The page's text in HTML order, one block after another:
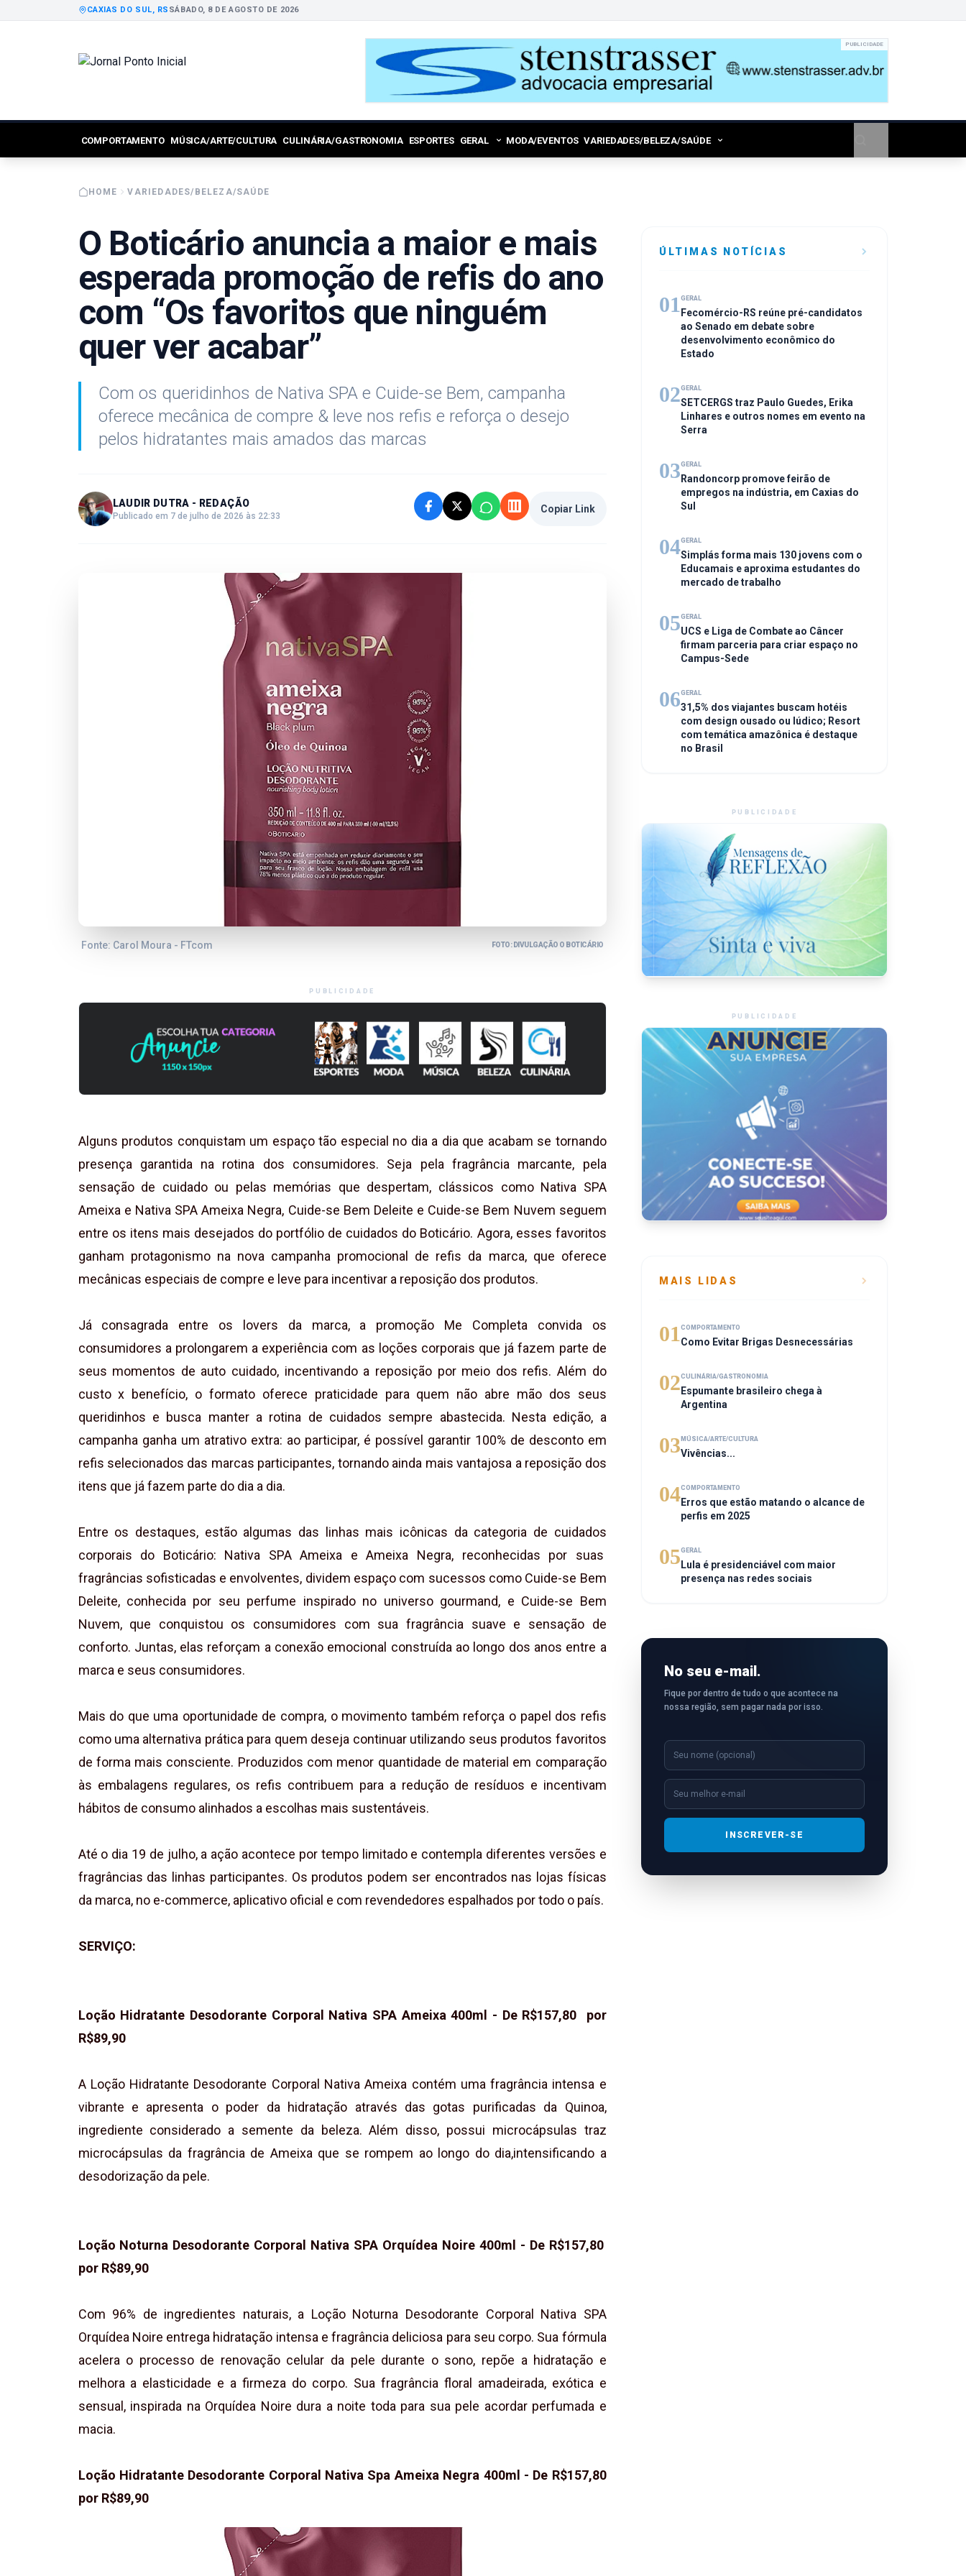
CAXIAS DO SUL, RS SÁBADO, 8 DE AGOSTO DE 2026
PUBLICIDADE
COMPORTAMENTO MÚSICA/ARTE/CULTURA CULINÁRIA/GASTRONOMIA ESPORTES GERAL MODA/EVENTOS VARIEDADES/BELEZA/SAÚDE
HOME VARIEDADES/BELEZA/SAÚDE
O Boticário anuncia a maior e mais
esperada promoção de refis do ano
com “Os favoritos que ninguém
quer ver acabar”
Com os queridinhos de Nativa SPA e Cuide-se Bem, campanha
oferece mecânica de compre & leve nos refis e reforça o desejo
pelos hidratantes mais amados das marcas
LAUDIR DUTRA - REDAÇÃO
Publicado em 7 de julho de 2026 às 22:33
Copiar Link
Fonte: Carol Moura - FTcom FOTO: DIVULGAÇÃO O BOTICÁRIO
PUBLICIDADE
Alguns produtos conquistam um espaço tão especial no dia a dia que acabam se tornando
presença garantida na rotina dos consumidores. Seja pela fragrância marcante, pela
sensação de cuidado ou pelas memórias que despertam, clássicos como Nativa SPA
Ameixa e Nativa SPA Ameixa Negra, Cuide-se Bem Deleite e Cuide-se Bem Nuvem seguem
entre os itens mais desejados do portfólio de cuidados do Boticário. Agora, esses favoritos
ganham protagonismo na nova campanha promocional de refis da marca, que oferece
mecânicas especiais de compre e leve para incentivar a reposição dos produtos.
Já consagrada entre os lovers da marca, a promoção Me Completa convida os
consumidores a prolongarem a experiência com as loções corporais que já fazem parte de
seus momentos de auto cuidado, incentivando a reposição por meio dos refis. Além do
custo x benefício, o formato oferece praticidade para quem não abre mão dos seus
queridinhos e busca manter a rotina de cuidados sempre abastecida. Nesta edição, a
campanha ganha um atrativo extra: ao participar, é possível garantir 100% de desconto em
refis selecionados das marcas participantes, tornando ainda mais vantajosa a reposição dos
itens que já fazem parte do dia a dia.
Entre os destaques, estão algumas das linhas mais icônicas da categoria de cuidados
corporais do Boticário: Nativa SPA Ameixa e Ameixa Negra, reconhecidas por suas
fragrâncias sofisticadas e envolventes, dividem espaço com sucessos como Cuide-se Bem
Deleite, conhecida por seu perfume inspirado no universo gourmand, e Cuide-se Bem
Nuvem, que conquistou os consumidores com sua fragrância suave e sensação de
conforto. Juntas, elas reforçam a conexão emocional construída ao longo dos anos entre a
marca e seus consumidores.
Mais do que uma oportunidade de compra, o movimento também reforça o papel dos refis
como uma alternativa prática para quem deseja continuar utilizando seus produtos favoritos
de forma mais consciente. Produzidos com menor quantidade de material em comparação
às embalagens regulares, os refis contribuem para a redução de resíduos e incentivam
hábitos de consumo alinhados a escolhas mais sustentáveis.
Até o dia 19 de julho, a ação acontece por tempo limitado e contempla diferentes versões e
fragrâncias das linhas participantes. Os produtos podem ser encontrados nas lojas físicas
da marca, no e-commerce, aplicativo oficial e com revendedores espalhados por todo o país.
SERVIÇO:
Loção Hidratante Desodorante Corporal Nativa SPA Ameixa 400ml - De R$157,80 por
R$89,90
A Loção Hidratante Desodorante Corporal Nativa Ameixa contém uma fragrância intensa e
vibrante e apresenta o poder da hidratação através das gotas purificadas da Quinoa,
ingrediente considerado a semente da beleza. Além disso, possui microcápsulas traz
microcápsulas da fragrância de Ameixa que se rompem ao longo do dia,intensificando a
desodorização da pele.
Loção Noturna Desodorante Corporal Nativa SPA Orquídea Noire 400ml - De R$157,80
por R$89,90
Com 96% de ingredientes naturais, a Loção Noturna Desodorante Corporal Nativa SPA
Orquídea Noire entrega hidratação intensa e fragrância deliciosa para seu corpo. Sua fórmula
acelera o processo de renovação celular da pele durante o sono, repõe a hidratação e
melhora a elasticidade e a firmeza do corpo. Sua fragrância floral amadeirada, exótica e
sensual, inspirada na Orquídea Noire dura a noite toda para sua pele acordar perfumada e
macia.
Loção Hidratante Desodorante Corporal Nativa Spa Ameixa Negra 400ml - De R$157,80
por R$89,90
ÚLTIMAS NOTÍCIAS
01 GERAL
Fecomércio-RS reúne pré-candidatos
ao Senado em debate sobre
desenvolvimento econômico do
Estado
02GERAL
SETCERGS traz Paulo Guedes, Erika
Linhares e outros nomes em evento na
Serra
03GERAL
Randoncorp promove feirão de
empregos na indústria, em Caxias do
Sul
04GERAL
Simplás forma mais 130 jovens com o
Educamais e aproxima estudantes do
mercado de trabalho
05GERAL
UCS e Liga de Combate ao Câncer
firmam parceria para criar espaço no
Campus-Sede
06GERAL
31,5% dos viajantes buscam hotéis
com design ousado ou lúdico; Resort
com temática amazônica é destaque
no Brasil
PUBLICIDADE
PUBLICIDADE
MAIS LIDAS
01 COMPORTAMENTO
Como Evitar Brigas Desnecessárias
02CULINÁRIA/GASTRONOMIA
Espumante brasileiro chega à
Argentina
03 MÚSICA/ARTE/CULTURA
Vivências...
04COMPORTAMENTO
Erros que estão matando o alcance de
perfis em 2025
05GERAL
Lula é presidenciável com maior
presença nas redes sociais
No seu e-mail.
Fique por dentro de tudo o que acontece na
nossa região, sem pagar nada por isso.
INSCREVER-SE